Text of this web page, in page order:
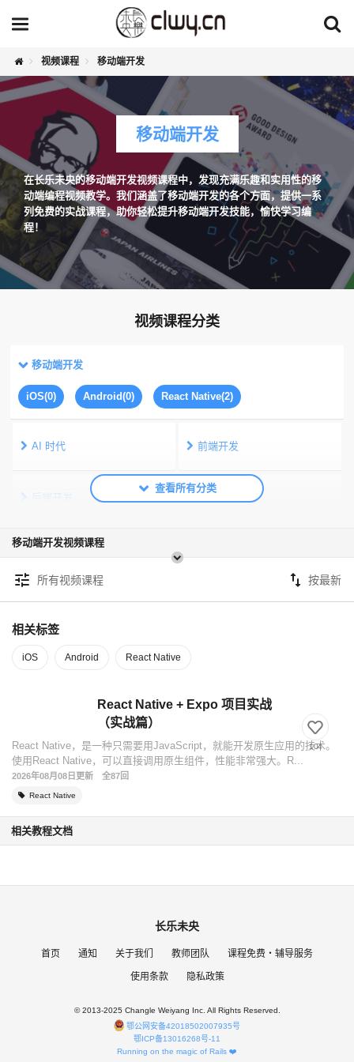
视频课程 移动端开发
移动端开发
在长乐未央的移动端开发视频课程中，发现充满乐趣和实用性的移
动端编程视频教学。我们涵盖了移动端开发的各个方面，提供一系
列免费的实战课程，助你轻松提升移动端开发技能，愉快学习编
程！
视频课程分类
移动端开发
iOS(0) Android(0) React Native(2)
AI 时代 前端开发
后端开发
数据库
公共
移动端开发视频课程
tune 所有视频课程 swap_vert
相关标签
iOS Android React Native
React Native + Expo 项目实战
（实战篇）
104
React Native，是一种只需要用JavaScript，就能开发原生应用的技术。
使用React Native，可以直接调用原生组件，性能非常强大。R...
2026年08月08日更新 全87回
React Native
相关教程文档
长乐未央
首页 通知 关于我们 教师团队 课程免费・辅导服务
使用条款 隐私政策
© 2013-2025 Changle Weiyang Inc. All Rights Reserved.
鄂公网安备42018502007935号
鄂ICP备13016268号-11
Running on the magic of Rails ❤️